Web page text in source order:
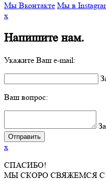
Мы Вконтакте Мы в
x
Напишите нам.
Укажите Ваш e-mail:
Ваш вопрос:
x
СПАСИБО!
МЫ СКОРО СВЯЖЕМСЯ